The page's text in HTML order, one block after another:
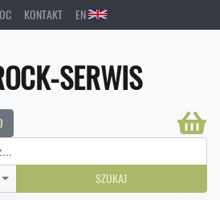
KONTAKT EN
SERWIS
SZUKAJ